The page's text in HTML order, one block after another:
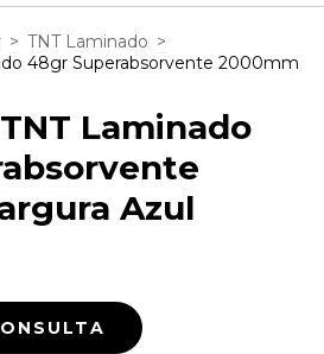
> TNT Laminado >
48gr Superabsorvente 2000mm
Laminado
Azul